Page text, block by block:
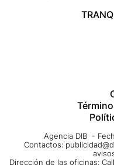
Agencia DIB -
Contactos:
Dirección de las oficinas: